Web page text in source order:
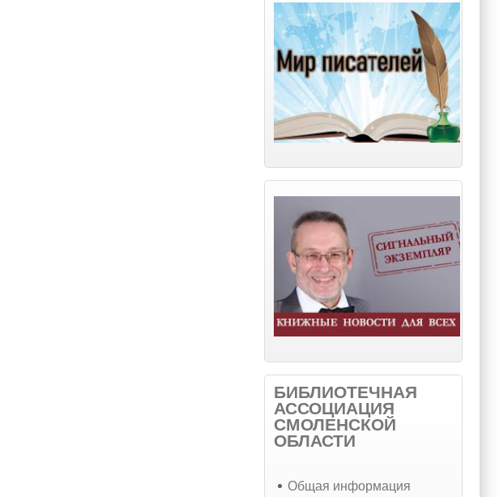
БИБЛИОТЕЧНАЯ
АССОЦИАЦИЯ
СМОЛЕНСКОЙ
ОБЛАСТИ
Общая информация